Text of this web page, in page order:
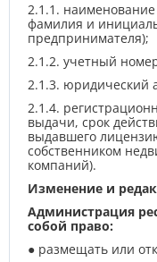
2.1.1.
фамилия и
предпринимателя);
2.1.2. учетный
2.1.3. юридический
2.1.4.
выдачи, срок
выдавшего
собственником
компаний).
Изменение и
Администрация
собой право:
● размещать или